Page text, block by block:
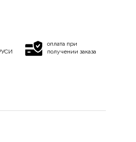
оплата при
получении заказа